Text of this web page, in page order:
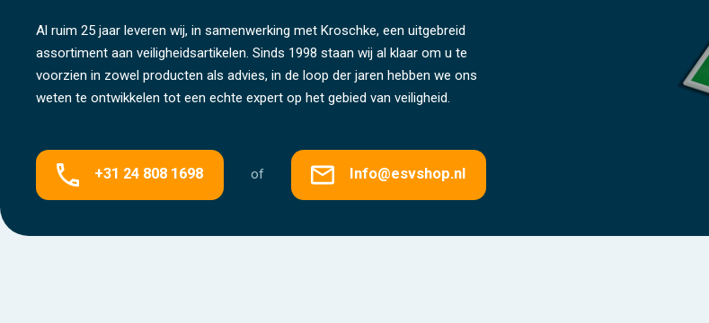
Al ruim 25 jaar leveren wij, in samenwerking met Kroschke, een uitgebreid
assortiment aan veiligheidsartikelen. Sinds 1998 staan wij al klaar om u te
voorzien in zowel producten als advies, in de loop der jaren hebben we ons
weten te ontwikkelen tot een echte expert op het gebied van veiligheid.
+31 24 808 1698 of Info@esvshop.nl